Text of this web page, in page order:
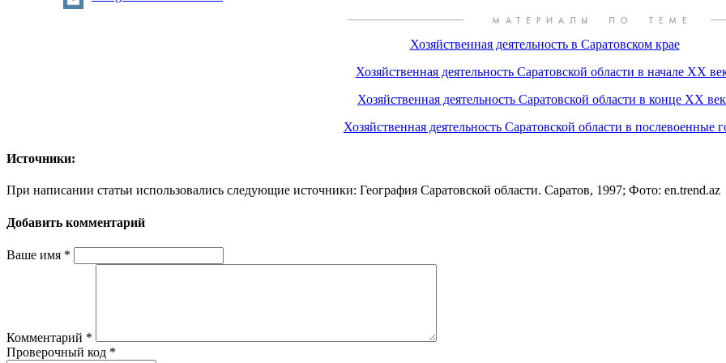
Хозяйственная деятельность в Саратовском крае
Хозяйственная деятельность Саратовской области в начале XX
Хозяйственная деятельность Саратовской области в конце XX
Хозяйственная деятельность Саратовской области в послевоенные
Источники:
При написании статьи использовались следующие источники: География Саратовской области. Саратов, 1997; Фото: en.trend.az
Добавить комментарий
Ваше имя *
Комментарий *
Проверочный код *